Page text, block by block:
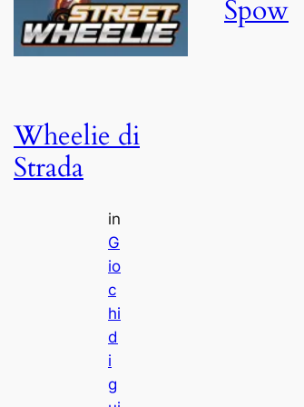
Wheelie di
Strada
in
G
io
c
hi
d
i
g
Spow